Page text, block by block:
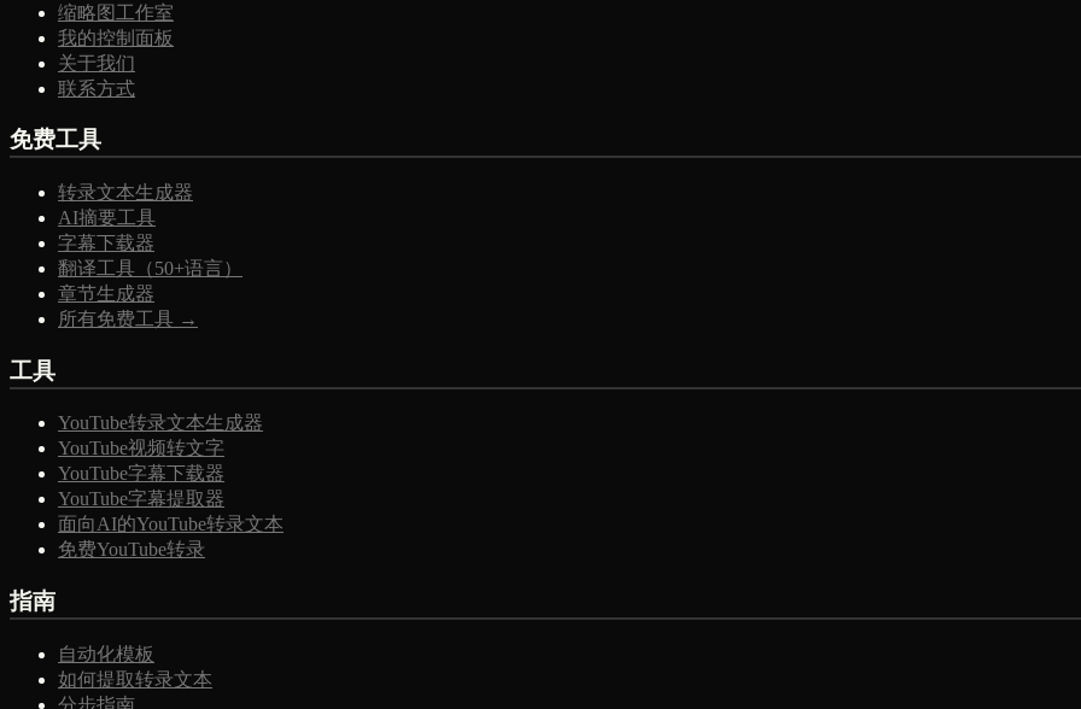
缩略图工作室
我的控制面板
关于我们
联系方式
免费工具
转录文本生成器
AI摘要工具
字幕下载器
翻译工具（50+语言）
章节生成器
所有免费工具 →
工具
YouTube转录文本生成器
YouTube视频转文字
YouTube字幕下载器
YouTube字幕提取器
面向AI的YouTube转录文本
免费YouTube转录
指南
自动化模板
如何提取转录文本
分步指南